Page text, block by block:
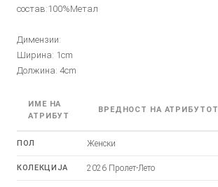
состав:100%Метал
Димензии:
Ширина: 1cm
Должина: 4cm
ИМЕ НА
АТРИБУТ
ВРЕДНОСТ НА АТРИБУТОТ
ПОЛ Женски
КОЛЕКЦИЈА 2026 Пролет-Лето